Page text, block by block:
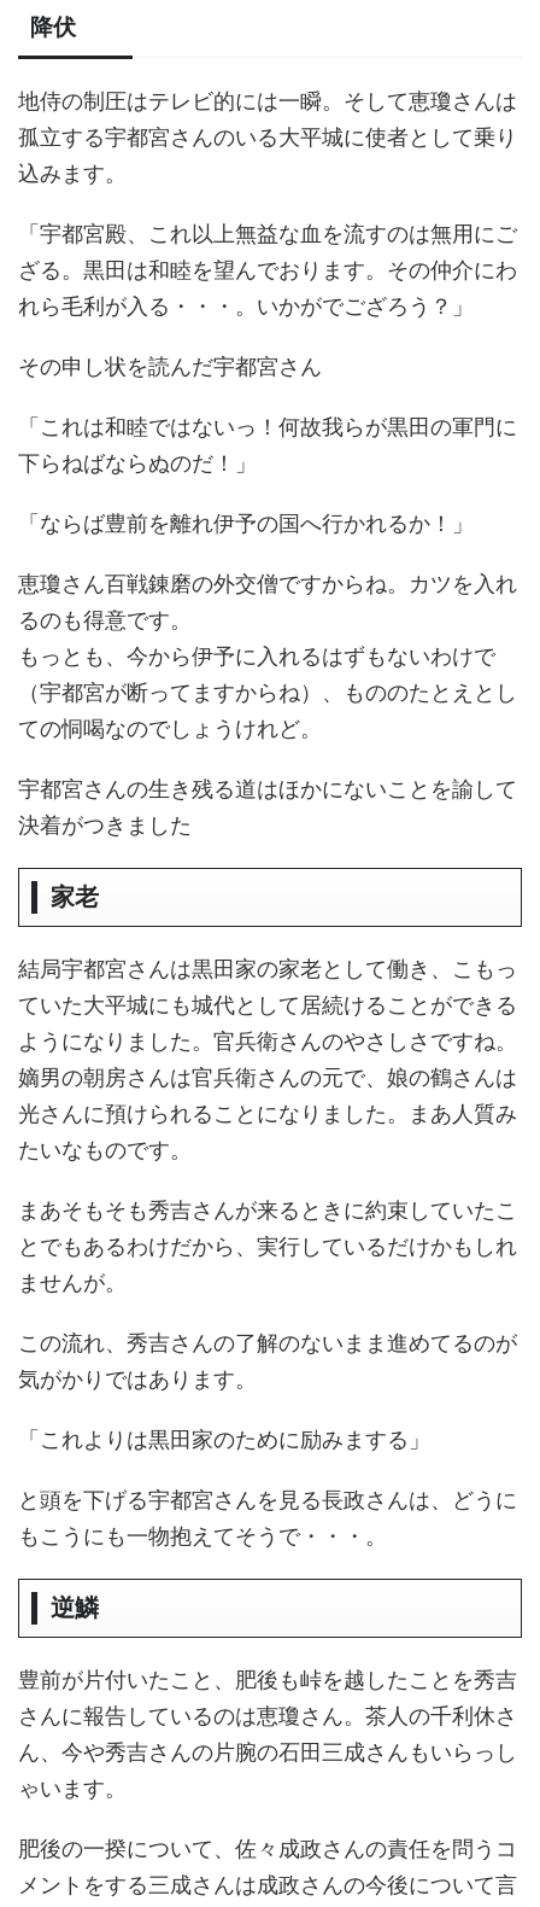
降伏
地侍の制圧はテレビ的には一瞬。そして恵瓊さんは
孤立する宇都宮さんのいる大平城に使者として乗り
込みます。
「宇都宮殿、これ以上無益な血を流すのは無用にご
ざる。黒田は和睦を望んでおります。その仲介にわ
れら毛利が入る・・・。いかがでござろう？」
その申し状を読んだ宇都宮さん
「これは和睦ではないっ！何故我らが黒田の軍門に
下らねばならぬのだ！」
「ならば豊前を離れ伊予の国へ行かれるか！」
恵瓊さん百戦錬磨の外交僧ですからね。カツを入れ
るのも得意です。
もっとも、今から伊予に入れるはずもないわけで
（宇都宮が断ってますからね）、もののたとえとし
ての恫喝なのでしょうけれど。
宇都宮さんの生き残る道はほかにないことを諭して
決着がつきました
家老
結局宇都宮さんは黒田家の家老として働き、こもっ
ていた大平城にも城代として居続けることができる
ようになりました。官兵衛さんのやさしさですね。
嫡男の朝房さんは官兵衛さんの元で、娘の鶴さんは
光さんに預けられることになりました。まあ人質み
たいなものです。
まあそもそも秀吉さんが来るときに約束していたこ
とでもあるわけだから、実行しているだけかもしれ
ませんが。
この流れ、秀吉さんの了解のないまま進めてるのが
気がかりではあります。
「これよりは黒田家のために励みまする」
と頭を下げる宇都宮さんを見る長政さんは、どうに
もこうにも一物抱えてそうで・・・。
逆鱗
豊前が片付いたこと、肥後も峠を越したことを秀吉
さんに報告しているのは恵瓊さん。茶人の千利休さ
ん、今や秀吉さんの片腕の石田三成さんもいらっし
ゃいます。
肥後の一揆について、佐々成政さんの責任を問うコ
メントをする三成さんは成政さんの今後について言